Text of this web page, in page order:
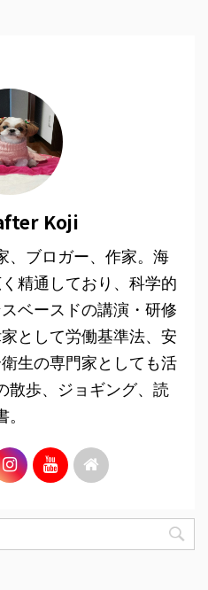
Koji
、ブロガー、作家。海
精通しており、科学的
ベースドの講演・研修
として労働基準法、安
生の専門家としても活
散歩、ジョギング、読
。